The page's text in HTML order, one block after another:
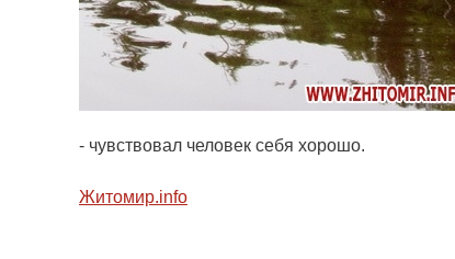
- чувствовал человек себя хорошо.
Житомир.info